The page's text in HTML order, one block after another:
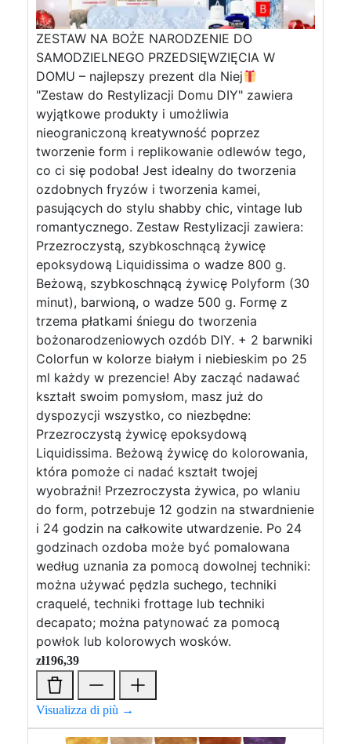
ZESTAW NA BOŻE NARODZENIE DO
SAMODZIELNEGO PRZEDSIĘWZIĘCIA W
DOMU – najlepszy prezent dla Niej
"Zestaw do Restylizacji Domu DIY" zawiera
wyjątkowe produkty i umożliwia
nieograniczoną kreatywność poprzez
tworzenie form i replikowanie odlewów tego,
co ci się podoba! Jest idealny do tworzenia
ozdobnych fryzów i tworzenia kamei,
pasujących do stylu shabby chic, vintage lub
romantycznego. Zestaw Restylizacji zawiera:
Przezroczystą, szybkoschnącą żywicę
epoksydową Liquidissima o wadze 800 g.
Beżową, szybkoschnącą żywicę Polyform (30
minut), barwioną, o wadze 500 g. Formę z
trzema płatkami śniegu do tworzenia
bożonarodzeniowych ozdób DIY. + 2 barwniki
Colorfun w kolorze białym i niebieskim po 25
ml każdy w prezencie! Aby zacząć nadawać
kształt swoim pomysłom, masz już do
dyspozycji wszystko, co niezbędne:
Przezroczystą żywicę epoksydową
Liquidissima. Beżową żywicę do kolorowania,
która pomoże ci nadać kształt twojej
wyobraźni! Przezroczysta żywica, po wlaniu
do form, potrzebuje 12 godzin na stwardnienie
i 24 godzin na całkowite utwardzenie. Po 24
godzinach ozdoba może być pomalowana
według uznania za pomocą dowolnej techniki:
można używać pędzla suchego, techniki
craquelé, techniki frottage lub techniki
decapato; można patynować za pomocą
powłok lub kolorowych wosków.
zł196,39
Visualizza di più →